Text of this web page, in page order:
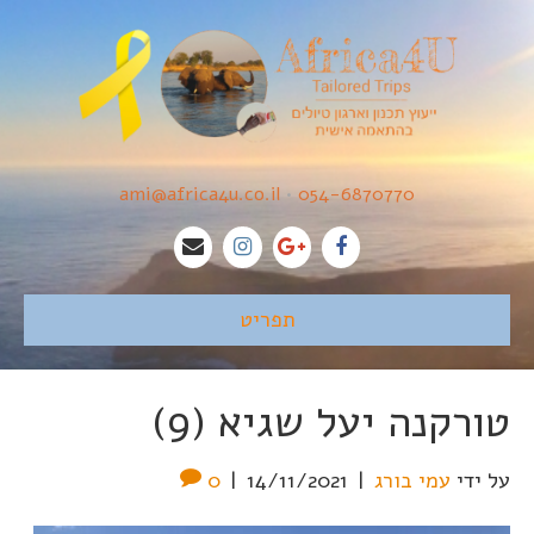
054-6870770
•
ami@africa4u.co.il
תפריט
טורקנה יעל שגיא (9)
על ידי עמי בורג |
14/11/2021
|
0